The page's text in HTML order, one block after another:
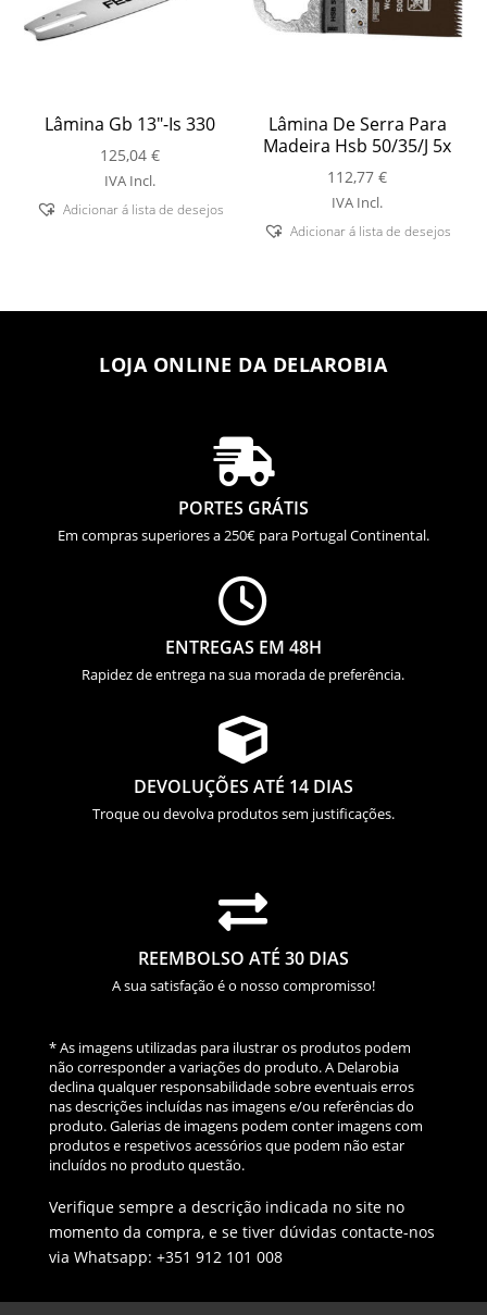
Lâmina Gb 13″-Is 330
125,04 €
IVA Incl.
Adicionar á lista de desejos
Lâmina De Serra Para
Madeira Hsb 50/35/J 5x
112,77€
IVA Incl.
Adicionar á lista de desejos
LOJA ONLINE DA DELAROBIA

PORTES GRÁTIS
Em compras superiores a 250€ para Portugal Continental.

ENTREGAS EM 48H
Rapidez de entrega na sua morada de preferência.

DEVOLUÇÕES ATÉ 14 DIAS
Troque ou devolva produtos sem justificações.

REEMBOLSO ATÉ 30 DIAS
A sua satisfação é o nosso compromisso!
* As imagens utilizadas para ilustrar os produtos podem
não corresponder a variações do produto. A Delarobia
declina qualquer responsabilidade sobre eventuais erros
nas descrições incluídas nas imagens e/ou referências do
produto. Galerias de imagens podem conter imagens com
produtos e respetivos acessórios que podem não estar
incluídos no produto questão.
Verifique sempre a descrição indicada no site no
momento da compra, e se tiver dúvidas contacte-nos
via Whatsapp: +351 912 101 008